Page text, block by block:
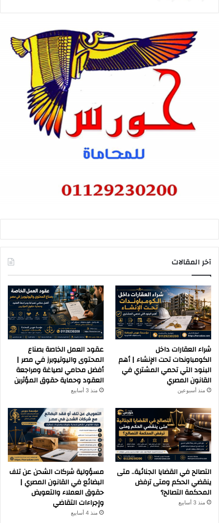
آخر المقالات
شراء العقارات داخل
الكومباوندات تحت الإنشاء | أهم
البنود التي تحمي المشتري في
القانون المصري
منذ أسبوعين
عقود العمل الخاصة بصناع
المحتوى واليوتيوبرز في مصر |
أفضل محامي لصياغة ومراجعة
العقود وحماية حقوق المؤثرين
منذ 3 أسابيع
التصالح في القضايا الجنائية.. متى
ينقضي الحكم ومتى ترفض
المحكمة التصالح؟
منذ 3 أسابيع
مسؤولية شركات الشحن عن تلف
البضائع في القانون المصري |
حقوق العملاء والتعويض
وإجراءات التقاضي
منذ 4 أسابيع